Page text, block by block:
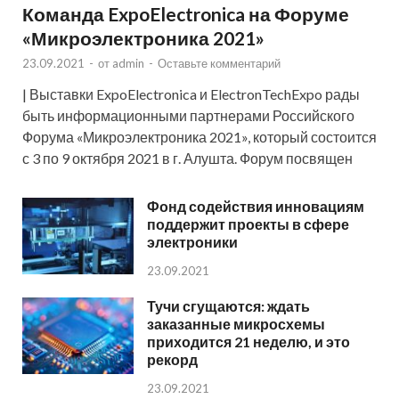
Команда ExpoElectronica на Форуме
«Микроэлектроника 2021»
23.09.2021 - от admin - Оставьте комментарий
| Выставки ExpoElectronica и ElectronTechExpo рады
быть информационными партнерами Российского
Форума «Микроэлектроника 2021», который состоится
с 3 по 9 октября 2021 в г. Алушта. Форум посвящен
Фонд содействия инновациям
поддержит проекты в сфере
электроники
23.09.2021
Тучи сгущаются: ждать
заказанные микросхемы
приходится 21 неделю, и это
рекорд
23.09.2021